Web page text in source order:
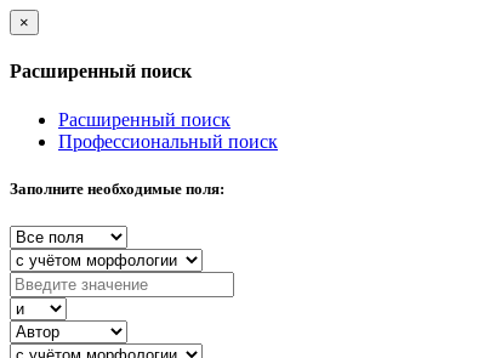
×
Расширенный поиск
Расширенный поиск
Профессиональный поиск
Заполните необходимые поля: